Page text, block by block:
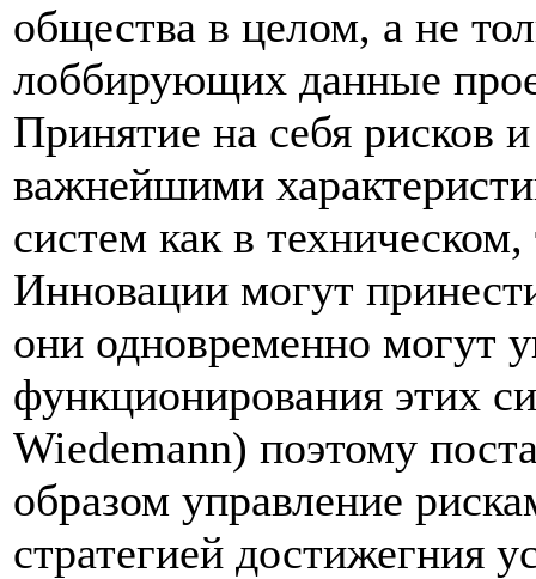
общества в целом, а не
лоббирующих данные
Принятие на себя рисков
важнейшими
систем как в
Инновации могут
они одновременно могут
функционирования этих
Wiedemann) поэтому
образом управление
стратегией достижегния